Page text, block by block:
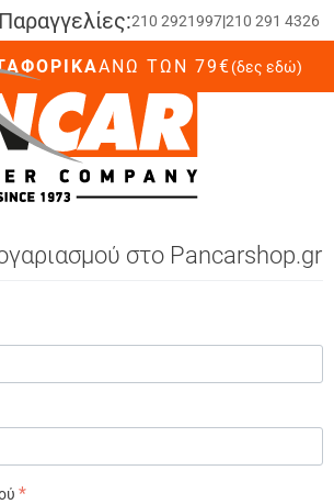
210 2921997|210 291 4326
ΆΝΩ ΤΩΝ 79€(δες εδώ)
στο Pancarshop.gr